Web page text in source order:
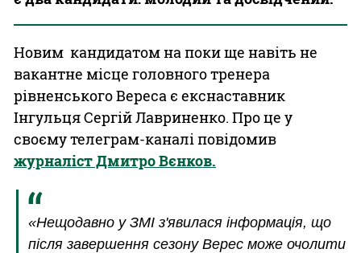
Новим кандидатом на поки ще навіть не
вакантне місце головного тренера
рівненського Вереса є екснаставник
Інгульця Сергій Лавриненко. Про це у
своєму телеграм-каналі повідомив
журналіст Дмитро Вєнков.
«Нещодавно у ЗМІ з'явилася інформація, що
після завершення сезону Верес може очолити